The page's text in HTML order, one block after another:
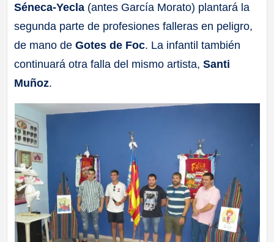
Séneca-Yecla (antes García Morato) plantará la
segunda parte de profesiones falleras en peligro,
de mano deGotes de Foc. La infantil también
continuará otra falla del mismo artista,Santi
Muñoz.